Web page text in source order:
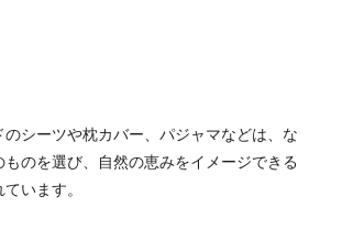
のシーツや枕カバー、パジャマなどは、な
ものを選び、自然の恵みをイメージできる
います。